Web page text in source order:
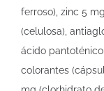
ferroso), zinc 5
(celulosa),
ácido
colorantes